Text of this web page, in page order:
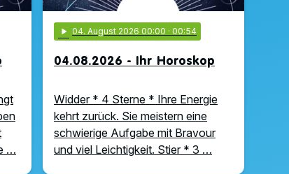
…
play_arrow 04. August 2026 00:00 · 00:54
04.08.2026 - Ihr Horoskop
Widder * 4 Sterne * Ihre Energie
kehrt zurück. Sie meistern eine
schwierige Aufgabe mit Bravour
und viel Leichtigkeit. Stier * 3 …